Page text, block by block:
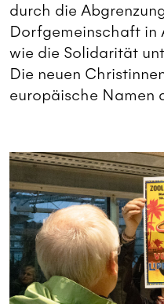
durch die
Dorfgemeinschaft in
wie die Solidarität
Die neuen
europäische Namen